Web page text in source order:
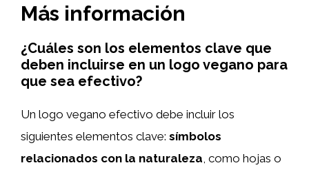
Más información
¿Cuáles son los elementos clave que
deben incluirse en un logo vegano para
que sea efectivo?
Un logo vegano efectivo debe incluir los
siguientes elementos clave: símbolos
relacionados con la naturaleza , como hojas o